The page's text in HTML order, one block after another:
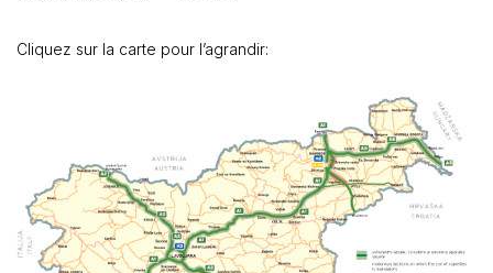
Cliquez sur la carte pour l’agrandir: